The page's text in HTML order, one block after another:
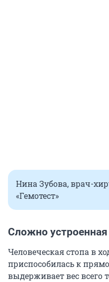
Нина Зубова, врач-
«Гемотест»
Сложно
Человеческая стопа в
приспособилась к
выдерживает вес всего